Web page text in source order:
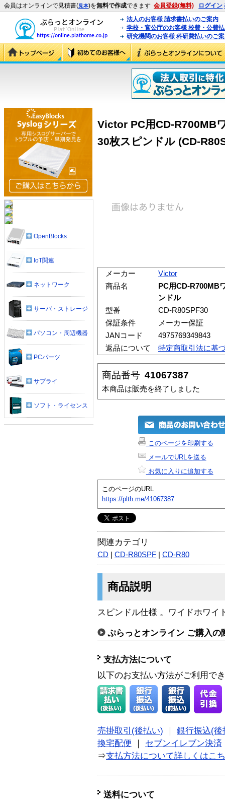
会員はオンラインで見積書(見本)を無料で作成できます 会員登録(無料) ログイン
法人のお客様 請求書払いのご案内
学校・官公庁のお客様 校費・公費
研究機関のお客様 科研費払いのご
Victor PC用CD-R700MB
30枚スピンドル (CD-
メーカー
Victor
商品名
PC用CD-R700MB
ンドル
型番
CD-R80SPF30
保証条件
メーカー保証
JANコード
4975769349843
返品について
特定商取引法に基
商品番号 41067387
本商品は販売を終了しました
このページを印刷する
メールでURLを送る
お気に入りに追加する
このページのURL
https://plth.me/41067387
関連カテゴリ
CD CD-R80SPF CD-R80
商品説明
スピンドル仕様 。ワイドホワイ
ぷらっとオンライン ご購入の
支払方法について
以下のお支払い方法がご利用で
売掛取引(後払い)
銀行振込(後
換宅配便
セブンイレブン決済
⇒支払方法について詳しくはこ
送料について
OpenBlocks
IoT関連
ネットワーク
サーバ・ストレージ
パソコン・周辺機器
PCパーツ
サプライ
ソフト・ライセンス